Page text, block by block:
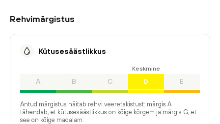
Rehvimärgistus
Kütusesäästlikkus
A B C
Keskmine
D E
Antud märgistus näitab rehvi veeretakistust: märgis A
tähendab, et kütusesäästlikkus on kõige kõrgem ja märgis G, et
see on kõige madalam.